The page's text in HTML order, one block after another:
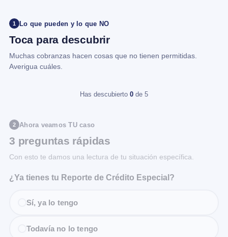
1 Lo que pueden y lo que NO
Toca para descubrir
Muchas cobranzas hacen cosas que no tienen permitidas.
Averigua cuáles.
Has descubierto 0 de 5
2 Ahora veamos TU caso
3 preguntas rápidas
Con esto te damos una lectura de tu situación específica.
¿Ya tienes tu Reporte de Crédito Especial?
Sí, ya lo tengo
Todavía no lo tengo